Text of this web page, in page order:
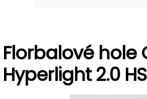
Florbalové hole
Hyperlight 2.0